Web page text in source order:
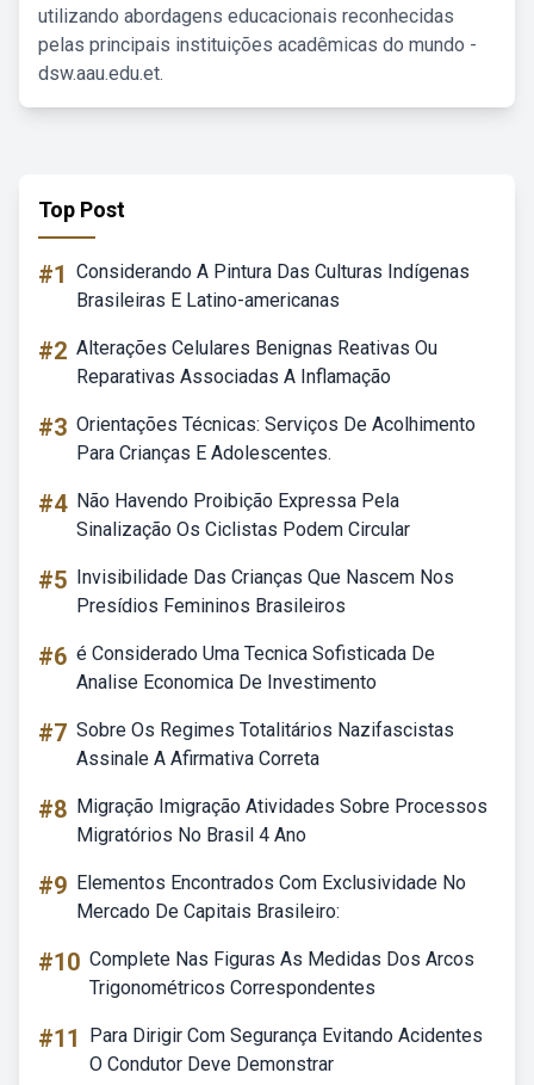
utilizando abordagens educacionais reconhecidas
pelas principais instituições acadêmicas do mundo -
dsw.aau.edu.et.
Top Post
#1 Considerando A Pintura Das Culturas Indígenas
Brasileiras E Latino-americanas
#2 Alterações Celulares Benignas Reativas Ou
Reparativas Associadas A Inflamação
#3 Orientações Técnicas: Serviços De Acolhimento
Para Crianças E Adolescentes.
#4 Não Havendo Proibição Expressa Pela
Sinalização Os Ciclistas Podem Circular
#5 Invisibilidade Das Crianças Que Nascem Nos
Presídios Femininos Brasileiros
#6 é Considerado Uma Tecnica Sofisticada De
Analise Economica De Investimento
#7 Sobre Os Regimes Totalitários Nazifascistas
Assinale A Afirmativa Correta
#8 Migração Imigração Atividades Sobre Processos
Migratórios No Brasil 4 Ano
#9 Elementos Encontrados Com Exclusividade No
Mercado De Capitais Brasileiro:
#10 Complete Nas Figuras As Medidas Dos Arcos
Trigonométricos Correspondentes
#11
Para Dirigir Com Segurança Evitando Acidentes
O Condutor Deve Demonstrar